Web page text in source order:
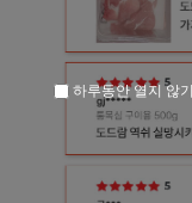
하루동안 열지 않기